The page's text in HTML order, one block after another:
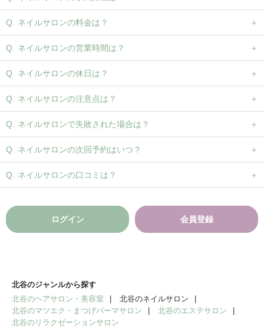
ネイルサロンの料金は？
ネイルサロンの営業時間は？
ネイルサロンの休日は？
ネイルサロンの注意点は？
ネイルサロンで失敗された場合は？
ネイルサロンの次回予約はいつ？
ネイルサロンの口コミは？
ログイン 会員登録
北谷のジャンルから探す
北谷のヘアサロン・美容室
北谷のネイルサロン
北谷のマツエク・まつげパーマサロン
北谷のエステサロン
北谷のリラクゼーションサロン